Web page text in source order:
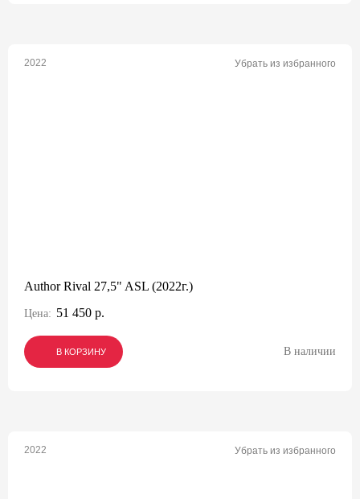
2022 Убрать из избранного
Author Rival 27,5" ASL (2022г.)
Цена: 51 450 р.
В КОРЗИНУ
В КОРЗИНУ
В КОРЗИНУ В наличии
2022 Убрать из избранного